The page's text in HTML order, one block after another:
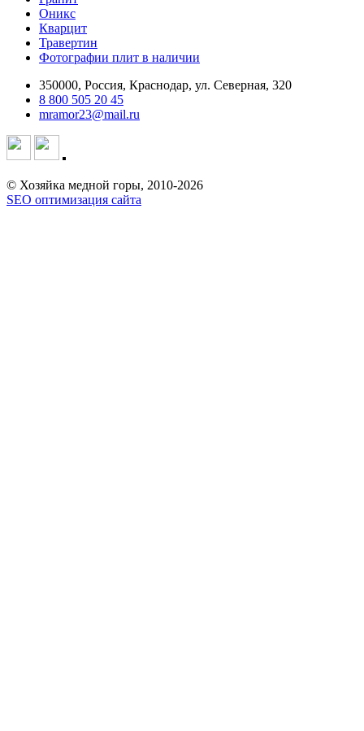
Оникс
Кварцит
Травертин
Фотографии плит в наличии
350000, Россия, Краснодар, ул. Северная, 320
8 800 505 20 45
mramor23@mail.ru
© Хозяйка медной горы, 2010-2026
SEO оптимизация сайта